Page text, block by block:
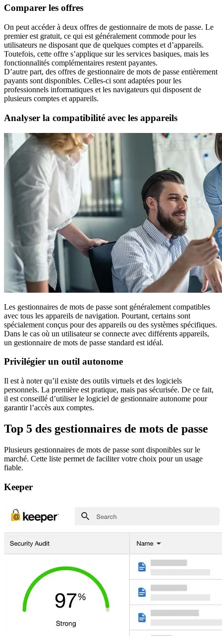
Comparer les offres
On peut accéder à deux offres de gestionnaire de mots de passe. Le
premier est gratuit, ce qui est généralement commode pour les
utilisateurs ne disposant que de quelques comptes et d’appareils.
Toutefois, cette offre s’applique sur les services basiques, mais les
fonctionnalités complémentaires restent payantes.
D’autre part, des offres de gestionnaire de mots de passe entièrement
payants sont disponibles. Celles-ci sont adaptées pour les
professionnels informatiques et les navigateurs qui disposent de
plusieurs comptes et appareils.
Analyser la compatibilité avec les appareils
Les gestionnaires de mots de passe sont généralement compatibles
avec tous les appareils de navigation. Pourtant, certains sont
spécialement conçus pour des appareils ou des systèmes spécifiques.
Dans le cas où un utilisateur se connecte avec différents appareils,
un gestionnaire de mots de passe standard est idéal.
Privilégier un outil autonome
Il est à noter qu’il existe des outils virtuels et des logiciels
personnels. La première est pratique, mais pas sécurisée. De ce fait,
il est conseillé d’utiliser le logiciel de gestionnaire autonome pour
garantir l’accès aux comptes.
Top 5 des gestionnaires de mots de passe
Plusieurs gestionnaires de mots de passe sont disponibles sur le
marché. Cette liste permet de faciliter votre choix pour un usage
fiable.
Keeper